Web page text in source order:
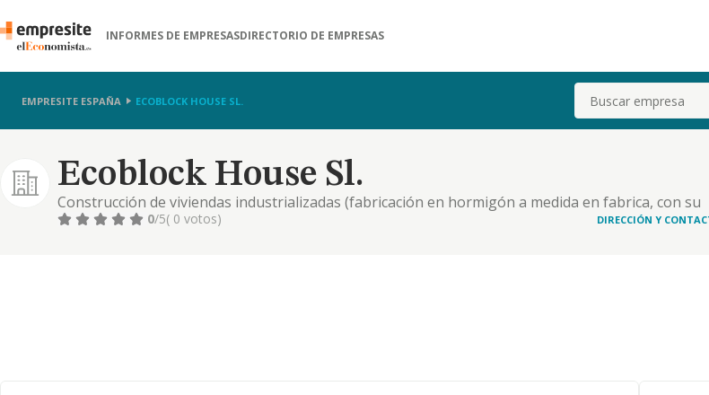
INFORMES DE EMPRESASDIRECTORIO DE EMPRESAS
EMPRESITE ESPAÑA ECOBLOCK HOUSE SL. Buscar
Ecoblock House Sl.
Construcción de viviendas industrializadas (fabricación en hormigón a medida en fabrica, con su
traslado)
0/5( 0 votos) DIRECCIÓN Y